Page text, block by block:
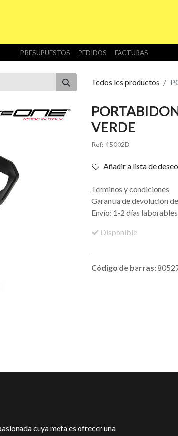
PRESUPUESTOS PEDIDOS FACTURAS
Todos los productos
VERDE
Ref: 45002D
Añadir a lista de
Términos y condiciones
Garantía de devolución
Envío: 1-2 días laborables
Disponible
Código de barras:
cuya meta es ofrecer una